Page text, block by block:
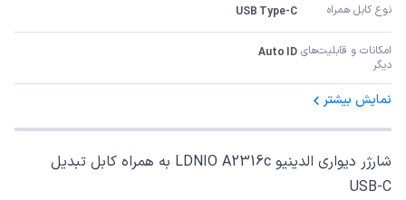
نوع کابل همراه USB Type-C
دیگر
Auto ID
نمایش بیشتر
شارژر دیواری الدینیو LDNIO A2316c به همراه کابل تبدیل
USB-C